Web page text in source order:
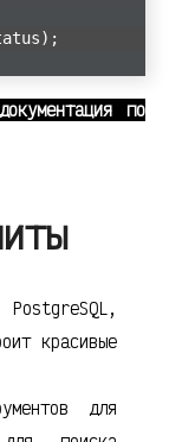
по
красивые
для